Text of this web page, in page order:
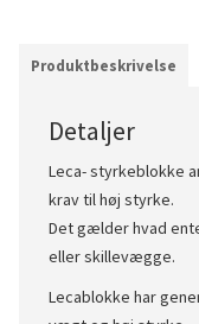
Produktbeskrivelse
Detaljer
Leca- styrkeblokke
krav til høj styrke.
Det gælder hvad
eller skillevægge.
Lecablokke har